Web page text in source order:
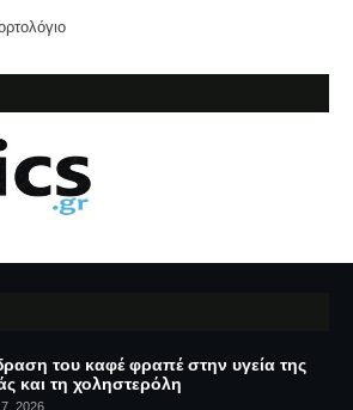
του καφέ φραπέ στην υγεία της
και τη χοληστερόλη
2026